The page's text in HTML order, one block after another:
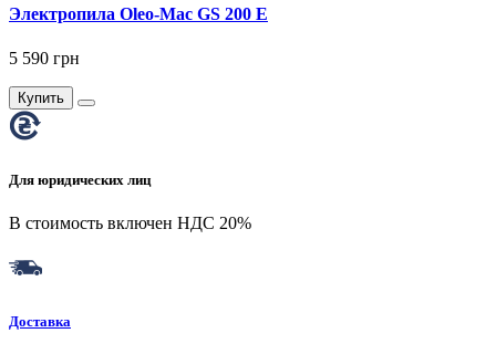
Электропила Oleo-Mac GS 200 Е
5 590 грн
Купить
Для юридических лиц
В стоимость включен НДС 20%
Доставка